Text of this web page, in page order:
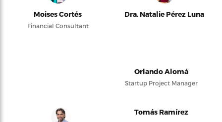
Moises Cortés
Financial Consultant
Dra. Natalie Pérez Luna
Orlando Alomá
Startup Project Manager
Tomás Ramírez